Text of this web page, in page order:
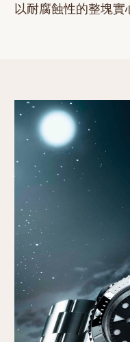
以耐腐蝕性的整塊實